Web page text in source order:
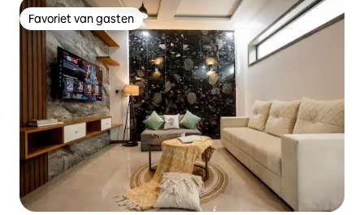
Favoriet van gasten
Favoriet van gasten